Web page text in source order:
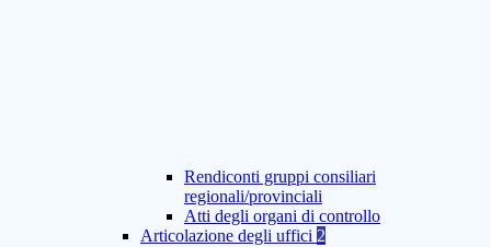
Rendiconti gruppi consiliari
regionali/provinciali
Atti degli organi di controllo
Articolazione degli uffici 2